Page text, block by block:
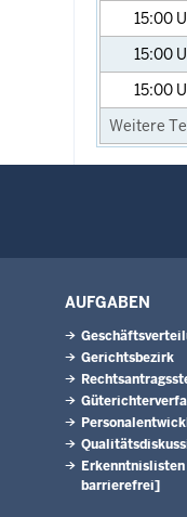
15:00
15:00
15:00
Weitere
AUFGABEN
Gerichtsbezirk
barrierefrei]